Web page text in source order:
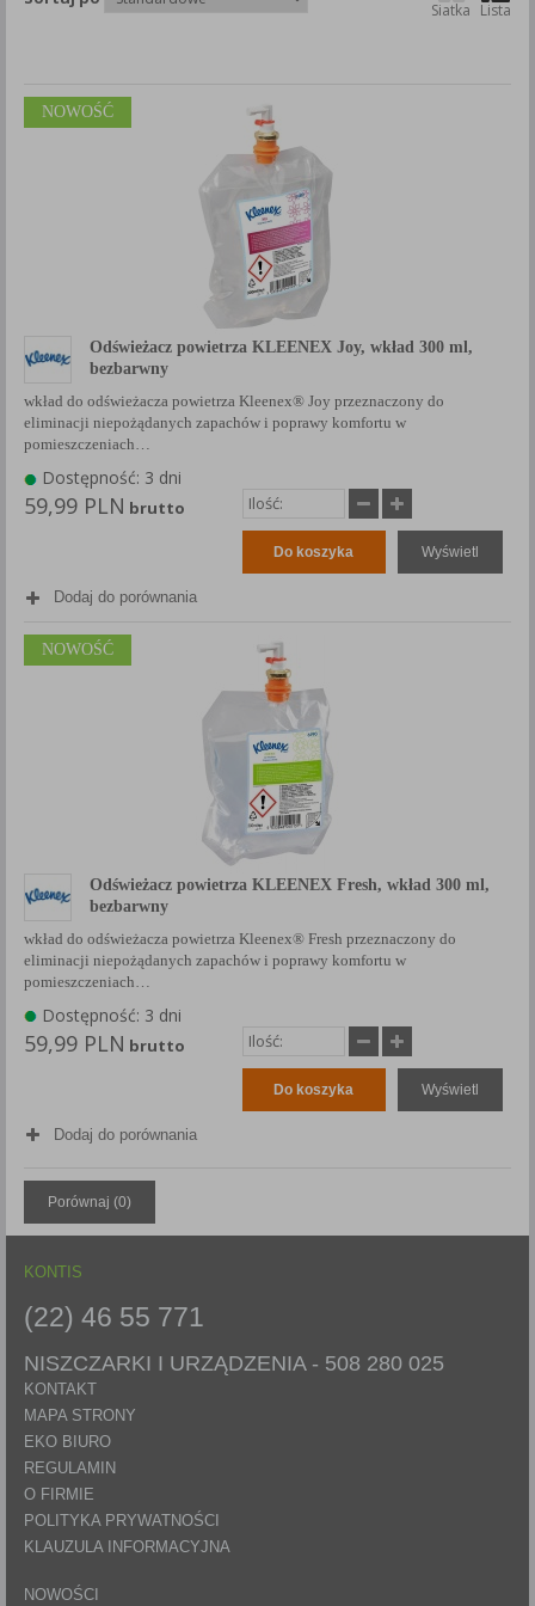
Siatka Lista
NOWOŚĆ
Odświeżacz powietrza KLEENEX Joy, wkład 300 ml,
bezbarwny
wkład do odświeżacza powietrza Kleenex® Joy przeznaczony do
eliminacji niepożądanych zapachów i poprawy komfortu w
pomieszczeniach…
Dostępność: 3 dni
59,99 PLN brutto
Do koszyka Wyświetl
Dodaj do porównania
NOWOŚĆ
Odświeżacz powietrza KLEENEX Fresh, wkład 300 ml,
bezbarwny
wkład do odświeżacza powietrza Kleenex® Fresh przeznaczony do
eliminacji niepożądanych zapachów i poprawy komfortu w
pomieszczeniach…
Dostępność: 3 dni
59,99 PLN brutto
Do koszyka Wyświetl
Dodaj do porównania
Porównaj (0)
KONTIS
(22) 46 55 771
NISZCZARKI I URZĄDZENIA - 508 280 025
KONTAKT
MAPA STRONY
EKO BIURO
REGULAMIN
O FIRMIE
POLITYKA PRYWATNOŚCI
KLAUZULA INFORMACYJNA
NOWOŚCI
Każda Państwa zgoda jest dobrowolna i można ją w dowolnym
Klauzula Informacyjna (rozwiń)
Lista Zaufanych Partnerów (rozwiń)